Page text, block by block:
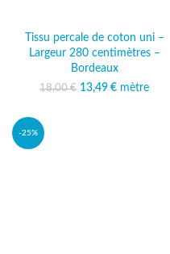
Tissu percale de coton uni –
Largeur 280 centimètres –
Bordeaux
18,00€ Le prix initial était :
13,49 €
Le prix
mètre
-25%